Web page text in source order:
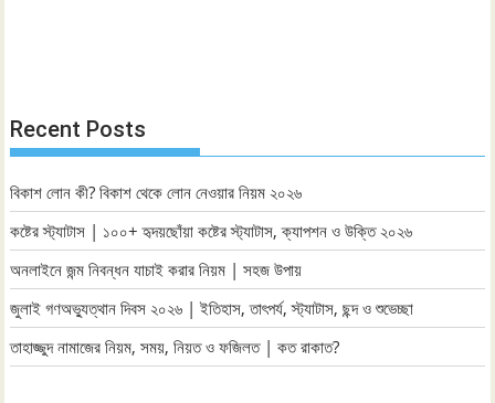
Recent Posts
বিকাশ লোন কী? বিকাশ থেকে লোন নেওয়ার নিয়ম ২০২৬
কষ্টের স্ট্যাটাস | ১০০+ হৃদয়ছোঁয়া কষ্টের স্ট্যাটাস, ক্যাপশন ও উক্তি ২০২৬
অনলাইনে জন্ম নিবন্ধন যাচাই করার নিয়ম | সহজ উপায়
জুলাই গণঅভ্যুত্থান দিবস ২০২৬ | ইতিহাস, তাৎপর্য, স্ট্যাটাস, ছন্দ ও শুভেচ্ছা
তাহাজ্জুদ নামাজের নিয়ম, সময়, নিয়ত ও ফজিলত | কত রাকাত?